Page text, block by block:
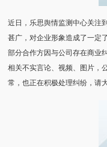
近日，乐思舆情监测中心关注
甚广，对企业形象造成了一定
部分合作方因与公司存在商业
相关不实言论、视频、图片，
常，也正在积极处理纠纷，请